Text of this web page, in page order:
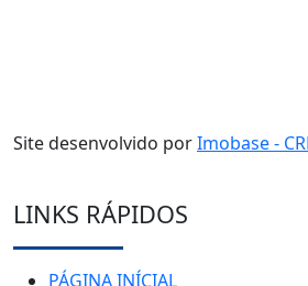
Site desenvolvido porImobase -
LINKS RÁPIDOS
PÁGINA INÍCIAL